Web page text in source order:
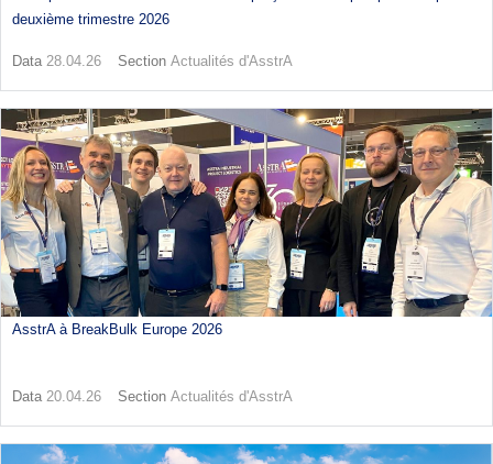
deuxième trimestre 2026
Data 28.04.26 Section Actualités d'AsstrA
AsstrA à BreakBulk Europe 2026
Data 20.04.26 Section Actualités d'AsstrA